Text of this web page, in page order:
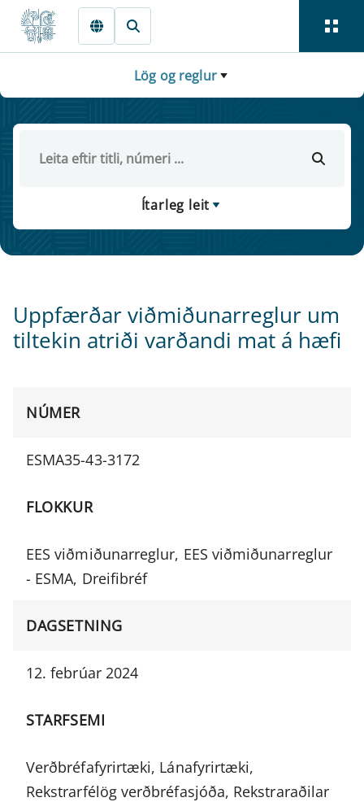
Fara beint í Meginmál
Lög og reglur
Ítarleg leit
Uppfærðar viðmiðunarreglur um
tiltekin atriði varðandi mat á hæfi
NÚMER
ESMA35-43-3172
FLOKKUR
EES viðmiðunarreglur, EES viðmiðunarreglur
- ESMA, Dreifibréf
DAGSETNING
12. febrúar 2024
STARFSEMI
Verðbréfafyrirtæki, Lánafyrirtæki,
Rekstrarfélög verðbréfasjóða, Rekstraraðilar